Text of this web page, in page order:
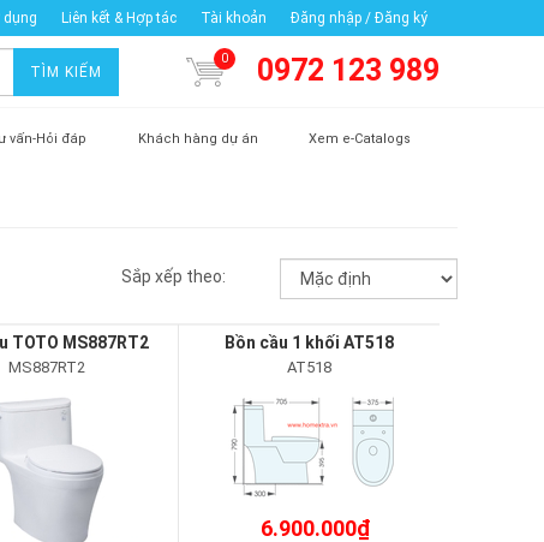
Liên kết & Hợp tác Tài khoản Đăng nhập / Đăng ký
TÌM KIẾM
0 0972 123 989
vấn-Hỏi đáp Khách hàng dự án Xem e-Catalogs
Sắp xếp theo:
TOTO MS887RT2
MS887RT2
Bồn cầu 1 khối AT518
AT518
6.900.000₫